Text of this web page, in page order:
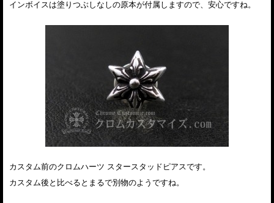
インボイスは塗りつぶしなしの原本が付属しますので、安心ですね。
カスタム前のクロムハーツ スタースタッドピアスです。
カスタム後と比べるとまるで別物のようですね。